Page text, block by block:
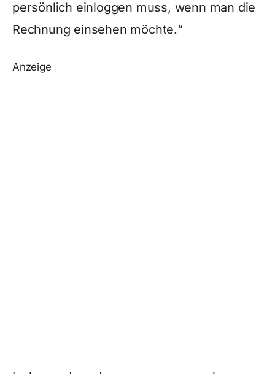
persönlich einloggen muss, wenn man die
Rechnung einsehen möchte.“
Anzeige